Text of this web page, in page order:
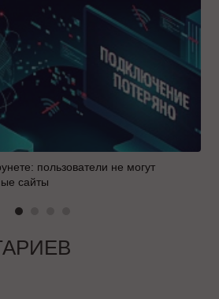
пользователи не могут
сайты